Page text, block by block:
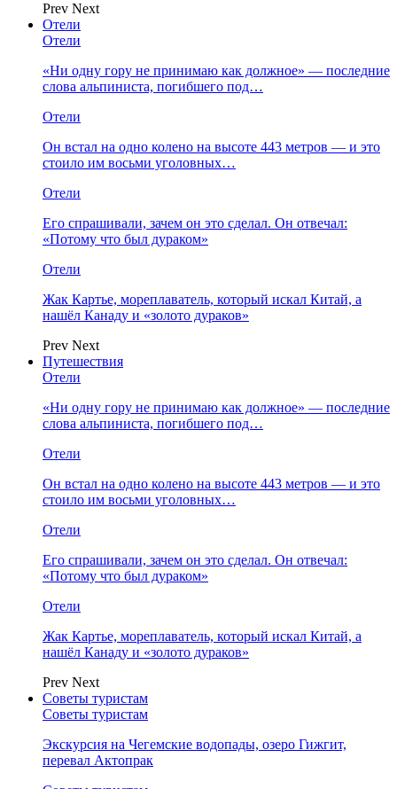
Prev Next
Отели
Отели
«Ни одну гору не принимаю как должное» — последние
слова альпиниста, погибшего под…
Отели
Он встал на одно колено на высоте 443 метров — и это
стоило им восьми уголовных…
Отели
Его спрашивали, зачем он это сделал. Он отвечал:
«Потому что был дураком»
Отели
Жак Картье, мореплаватель, который искал Китай, а
нашёл Канаду и «золото дураков»
Prev Next
Путешествия
Отели
«Ни одну гору не принимаю как должное» — последние
слова альпиниста, погибшего под…
Отели
Он встал на одно колено на высоте 443 метров — и это
стоило им восьми уголовных…
Отели
Его спрашивали, зачем он это сделал. Он отвечал:
«Потому что был дураком»
Отели
Жак Картье, мореплаватель, который искал Китай, а
нашёл Канаду и «золото дураков»
Prev Next
Советы туристам
Советы туристам
Экскурсия на Чегемские водопады, озеро Гижгит,
перевал Актопрак